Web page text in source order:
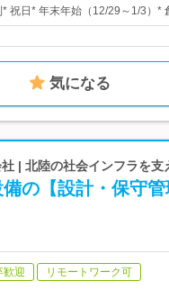
* 祝日* 年末年始（12/29～1/3）
気になる
| 北陸の社会インフラを
備の【設計・保守
歓迎 リモートワーク可